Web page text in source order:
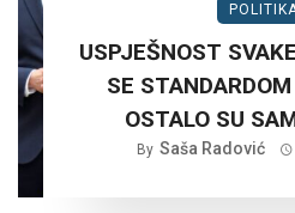
USPJEŠNOST
SE
OSTALO SU
By Saša Radović